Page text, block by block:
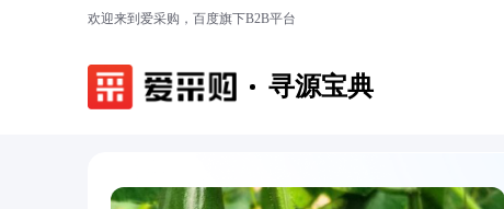
欢迎来到爱采购，百度旗下B2B平台
寻源宝典